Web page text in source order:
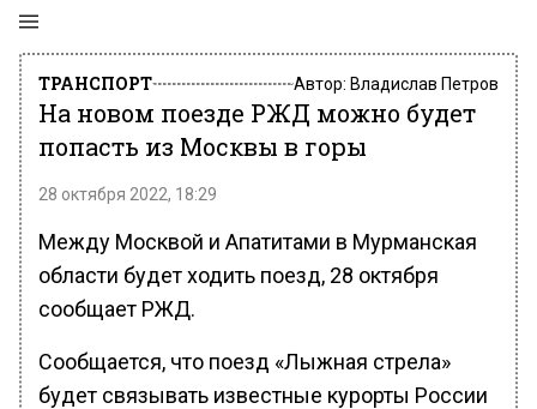
ТРАНСПОРТ Автор: Владислав Петров
На новом поезде РЖД можно будет
попасть из Москвы в горы
28 октября 2022, 18:29
Между Москвой и Апатитами в Мурманская
области будет ходить поезд, 28 октября
сообщает РЖД.
Сообщается, что поезд «Лыжная стрела»
будет связывать известные курорты России